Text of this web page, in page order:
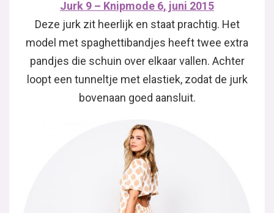
Jurk 9 – Knipmode 6, juni 2015
Deze jurk zit heerlijk en staat prachtig. Het
model met spaghettibandjes heeft twee extra
pandjes die schuin over elkaar vallen. Achter
loopt een tunneltje met elastiek, zodat de jurk
bovenaan goed aansluit.